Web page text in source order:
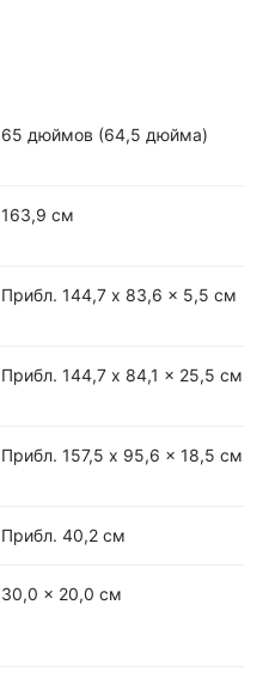
65 дюймов (64,5 дюйма)
163,9 см
Прибл. 144,7 x 83,6 x 5,5 см
Прибл. 144,7 x 84,1 x 25,5 см
Прибл. 157,5 x 95,6 x 18,5 см
Прибл. 40,2 см
30,0 x 20,0 см